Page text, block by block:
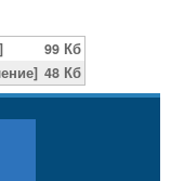
99 Кб
48 Кб